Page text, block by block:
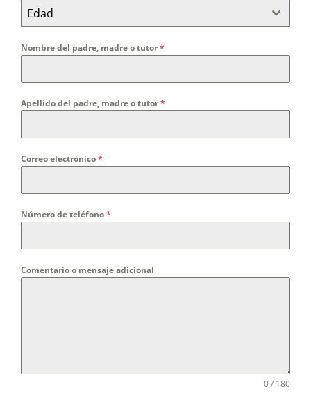
Edad
Nombre del padre, madre o tutor*
Apellido del padre, madre o tutor*
Correo electrónico*
Número de teléfono*
Comentario o mensaje adicional
0 / 180